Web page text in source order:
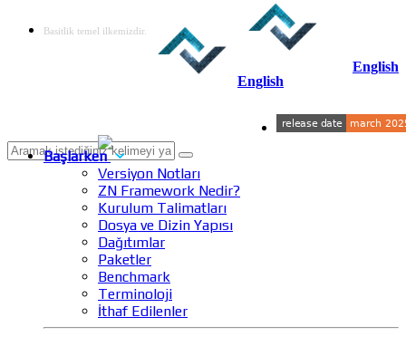
Basitlik temel ilkemizdir.
English
English
Başlarken
Versiyon Notları
ZN Framework Nedir?
Kurulum Talimatları
Dosya ve Dizin Yapısı
Dağıtımlar
Paketler
Benchmark
Terminoloji
İthaf Edilenler